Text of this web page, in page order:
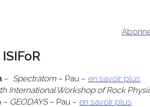
– Spectratom – Pau – en savoir plus
International Workshop of Rock
– GEODAYS– Pau – en savoir plus